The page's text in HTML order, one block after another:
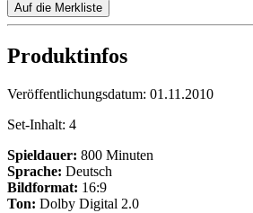
Auf die Merkliste
Produktinfos
Veröffentlichungsdatum: 01.11.2010
Set-Inhalt: 4
Spieldauer: 800 Minuten
Sprache: Deutsch
Bildformat: 16:9
Ton: Dolby Digital 2.0